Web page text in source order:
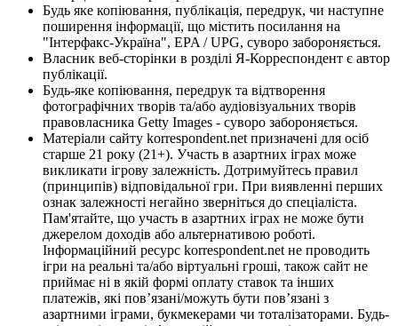
Будь яке копіювання, публікація, передрук, чи наступне
поширення інформації, що містить посилання на
"Інтерфакс-Україна", EPA / UPG, суворо забороняється.
Власник веб-сторінки в розділі Я-Корреспондент є автор
публікації.
Будь-яке копіювання, передрук та відтворення
фотографічних творів та/або аудіовізуальних творів
правовласника Getty Images - суворо забороняється.
Матеріали сайту korrespondent.net призначені для осіб
старше 21 року (21+). Участь в азартних іграх може
викликати ігрову залежність. Дотримуйтесь правил
(принципів) відповідальної гри. При виявленні перших
ознак залежності негайно зверніться до спеціаліста.
Пам'ятайте, що участь в азартних іграх не може бути
джерелом доходів або альтернативою роботі.
Інформаційний ресурс korrespondent.net не проводить
ігри на реальні та/або віртуальні гроші, також сайт не
приймає ні в якій формі оплату ставок та інших
платежів, які пов’язані/можуть бути пов’язані з
азартними іграми, букмекерами чи тоталізаторами. Будь-